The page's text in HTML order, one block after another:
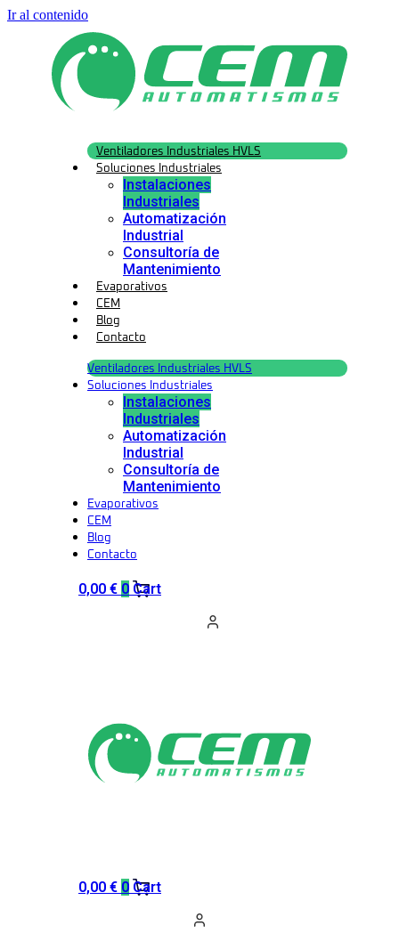
Ir al contenido
Ventiladores Industriales HVLS
Soluciones Industriales
Instalaciones
Industriales
Automatización
Industrial
Consultoría de
Mantenimiento
Evaporativos
CEM
Blog
Contacto
Ventiladores Industriales HVLS
Soluciones Industriales
Instalaciones
Industriales
Automatización
Industrial
Consultoría de
Mantenimiento
Evaporativos
CEM
Blog
Contacto
0,00 € 0 Cart
0,00 € 0 Cart